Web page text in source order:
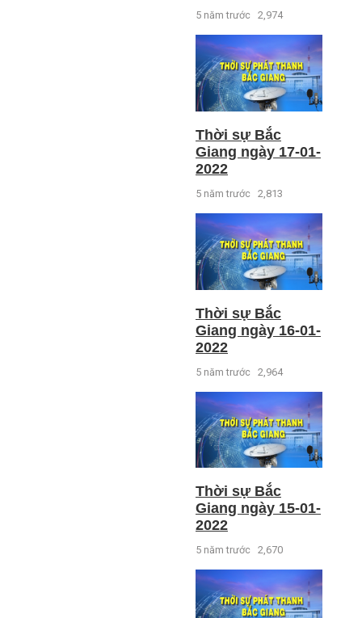
5 năm trước 2,974
Thời sự Bắc
Giang ngày 17-01-
2022
5 năm trước 2,813
Thời sự Bắc
Giang ngày 16-01-
2022
5 năm trước 2,964
Thời sự Bắc
Giang ngày 15-01-
2022
5 năm trước 2,670